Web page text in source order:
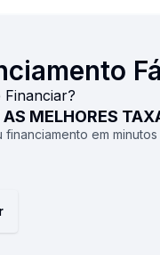
Financiar?
MELHORES
financiamento em